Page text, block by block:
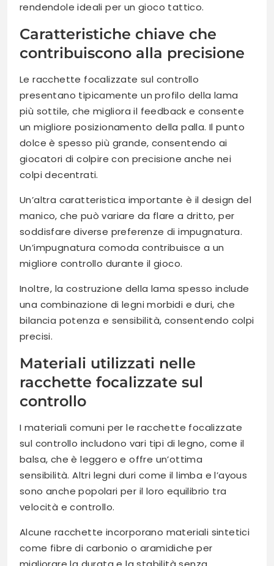
rendendole ideali per un gioco tattico.
Caratteristiche chiave che
contribuiscono alla precisione
Le racchette focalizzate sul controllo
presentano tipicamente un profilo della lama
più sottile, che migliora il feedback e consente
un migliore posizionamento della palla. Il punto
dolce è spesso più grande, consentendo ai
giocatori di colpire con precisione anche nei
colpi decentrati.
Un’altra caratteristica importante è il design del
manico, che può variare da flare a dritto, per
soddisfare diverse preferenze di impugnatura.
Un’impugnatura comoda contribuisce a un
migliore controllo durante il gioco.
Inoltre, la costruzione della lama spesso include
una combinazione di legni morbidi e duri, che
bilancia potenza e sensibilità, consentendo colpi
precisi.
Materiali utilizzati nelle
racchette focalizzate sul
controllo
I materiali comuni per le racchette focalizzate
sul controllo includono vari tipi di legno, come il
balsa, che è leggero e offre un’ottima
sensibilità. Altri legni duri come il limba e l’ayous
sono anche popolari per il loro equilibrio tra
velocità e controllo.
Alcune racchette incorporano materiali sintetici
come fibre di carbonio o aramidiche per